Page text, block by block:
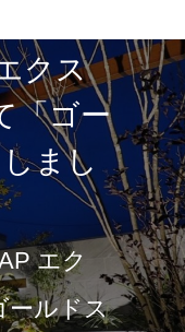
クス
「ゴー
まし
エク
ールドス